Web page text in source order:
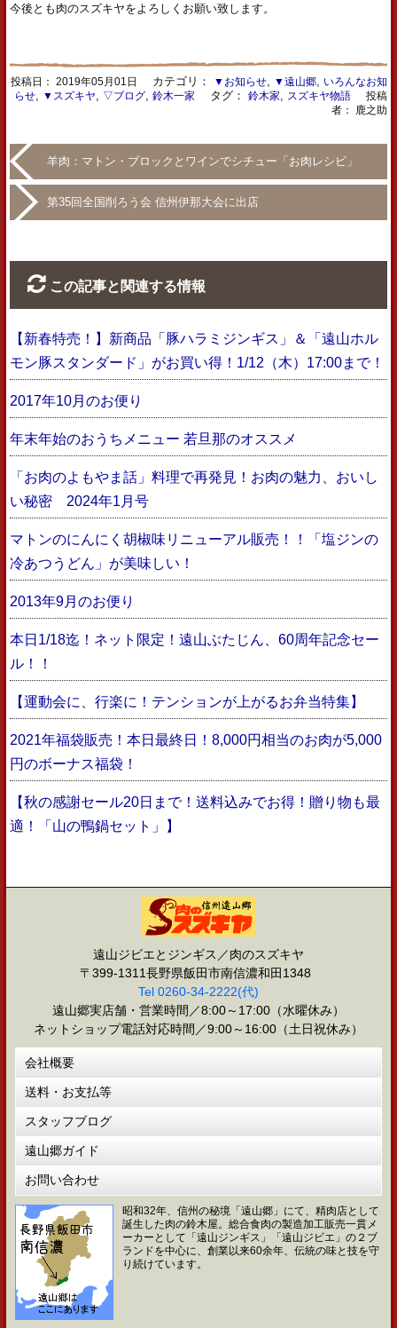
今後とも肉のスズキヤをよろしくお願い致します。
投稿日： 2019年05月01日 カテゴリ： ▼お知らせ, ▼遠山郷,
いろんなお知
らせ, ▼スズキヤ ▽ブログ, 鈴木一家 タグ： 鈴木家 スズキヤ物語
投稿
者： 鹿之助
羊肉：マトン・ブロックとワインでシチュー「お肉レシピ」
第35回全国削ろう会 信州伊那大会に出店
この記事と関連する情報
【新春特売！】新商品「豚ハラミジンギス」＆「遠山ホル
モン豚スタンダード」がお買い得！1/12（木）17:00まで！
2017年10月のお便り
年末年始のおうちメニュー 若旦那のオススメ
「お肉のよもやま話」料理で再発見！お肉の魅力、おいし
い秘密 2024年1月号
マトンのにんにく胡椒味リニューアル販売！！「塩ジンの
冷あつうどん」が美味しい！
2013年9月のお便り
本日1/18迄！ネット限定！遠山ぶたじん、60周年記念セー
ル！！
【運動会に、行楽に！テンションが上がるお弁当特集】
2021年福袋販売！本日最終日！8,000円相当のお肉が5,000
円のボーナス福袋！
【秋の感謝セール20日まで！送料込みでお得！贈り物も最
適！「山の鴨鍋セット」】
遠山ジビエとジンギス／肉のスズキヤ
〒399-1311長野県飯田市南信濃和田1348
Tel 0260-34-2222(代)
遠山郷実店舗・営業時間／8:00～17:00（水曜休み）
ネットショップ電話対応時間／9:00～16:00（土日祝休み）
会社概要
送料・お支払等
スタッフブログ
遠山郷ガイド
お問い合わせ
昭和32年、信州の秘境「遠山郷」にて、精肉店として
誕生した肉の鈴木屋。総合食肉の製造加工販売一貫メ
ーカーとして「遠山ジンギス」「遠山ジビエ」の２ブ
ランドを中心に、創業以来60余年、伝統の味と技を守
り続けています。